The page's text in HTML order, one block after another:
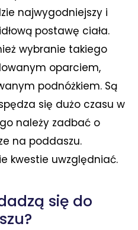
najwygodniejszy i
postawę ciała.
wybranie takiego
oparciem,
podnóżkiem. Są
się dużo czasu w
należy zadbać o
na poddaszu.
kwestie uwzględniać.
się do